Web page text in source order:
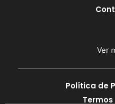
Ver
Política de
Termos